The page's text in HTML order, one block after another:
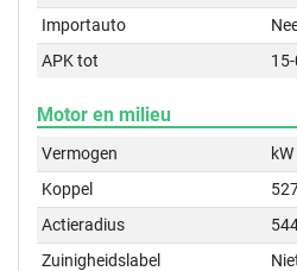
Importauto
APK tot
Motor en milieu
Vermogen
Koppel
Actieradius
Zuinigheidslabel